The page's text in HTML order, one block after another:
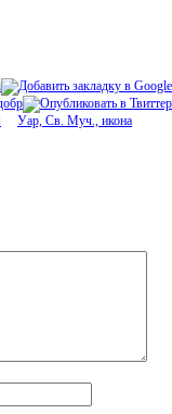
Уар, Св. Муч., икона